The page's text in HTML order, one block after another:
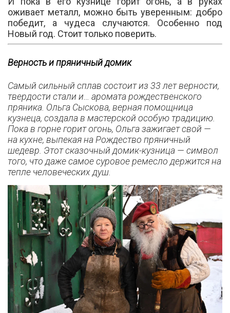
оживает металл, можно быть уверенным: добро
победит, а чудеса случаются. Особенно под
Новый год. Стоит только поверить.
Верность и пряничный домик
Самый сильный сплав состоит из 33 лет верности,
твердости стали и… аромата рождественского
пряника. Ольга Сыскова, верная помощница
кузнеца, создала в мастерской особую традицию.
Пока в горне горит огонь, Ольга зажигает свой —
на кухне, выпекая на Рождество пряничный
шедевр. Этот сказочный домик-кузница — символ
того, что даже самое суровое ремесло держится на
тепле человеческих душ.